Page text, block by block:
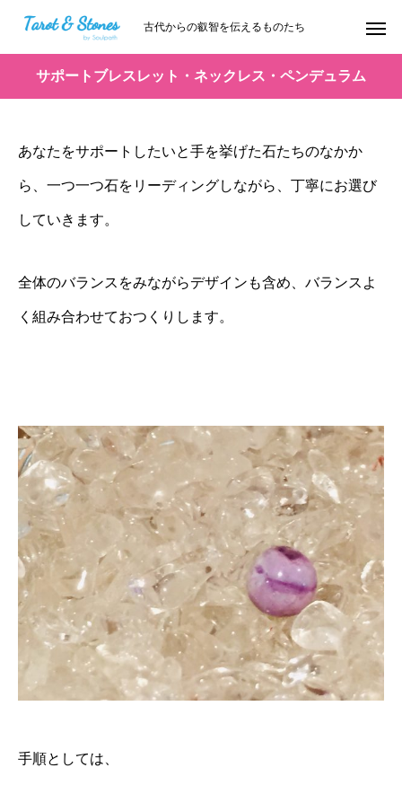
古代からの叡智を伝えるものたち
サポートブレスレット・ネックレス・ペンデュラム
あなたをサポートしたいと手を挙げた石たちのなかか
ら、一つ一つ石をリーディングしながら、丁寧にお選び
していきます。
全体のバランスをみながらデザインも含め、バランスよ
く組み合わせておつくりします。
手順としては、